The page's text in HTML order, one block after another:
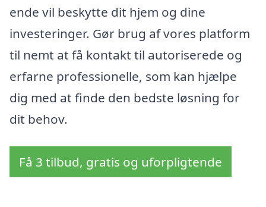
ende vil beskytte dit hjem og dine
investeringer. Gør brug af vores platform
til nemt at få kontakt til autoriserede og
erfarne professionelle, som kan hjælpe
dig med at finde den bedste løsning for
dit behov.
Få 3 tilbud, gratis og uforpligtende